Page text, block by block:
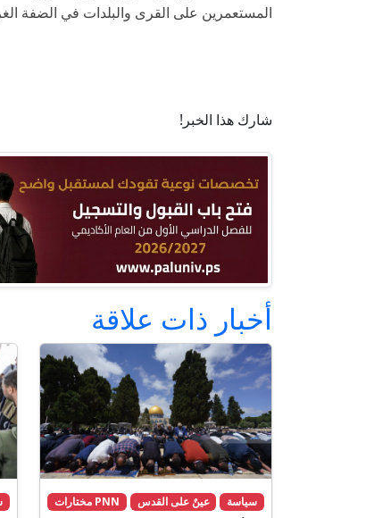
المستعمرين على القرى والبلدات في الضفة
شارك هذا الخبر!
أخبار ذات علاقة
سياسة عينٌ على القدس PNN مختارات